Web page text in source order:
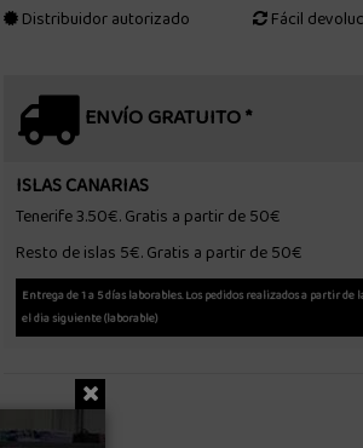
Distribuidor autorizado
Fácil
ENVÍO GRATUITO *
ISLAS CANARIAS
Tenerife 3.50€. Gratis a partir de 50€
Resto de islas 5€. Gratis a partir de 50€
Entrega de 1 a 5 días laborables. Los pedidos realizados a partir de
el dia siguiente (laborable)